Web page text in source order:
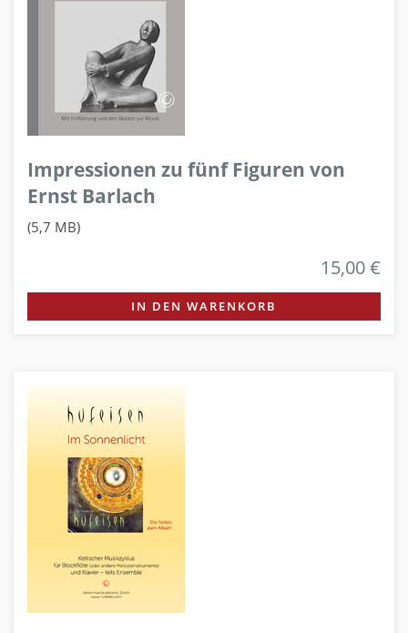
Impressionen zu fünf Figuren von
Ernst Barlach
(5,7 MB)
15,00 €
IN DEN WARENKORB